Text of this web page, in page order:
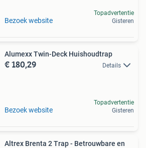
Bezoek website
Topadvertentie
Gisteren
Alumexx Twin-Deck Huishoudtrap
€ 180,29 Details
Bezoek website
Topadvertentie
Gisteren
Altrex Brenta 2 Trap - Betrouwbare en